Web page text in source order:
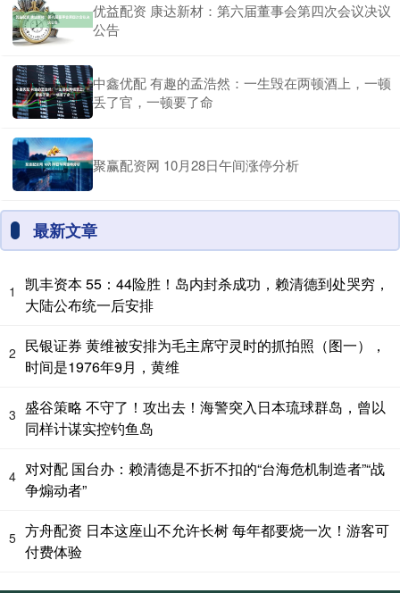
优益配资 康达新材：第六届董事会第四次会议决议
公告
中鑫优配 有趣的孟浩然：一生毁在两顿酒上，一顿
丢了官，一顿要了命
聚赢配资网 10月28日午间涨停分析
最新文章
1
凯丰资本 55：44险胜！岛内封杀成功，赖清德到处哭穷，
大陆公布统一后安排
2 民银证券 黄维被安排为毛主席守灵时的抓拍照（图一），
时间是1976年9月，黄维
3 盛谷策略 不守了！攻出去！海警突入日本琉球群岛，曾以
同样计谋实控钓鱼岛
4 对对配 国台办：赖清德是不折不扣的“台海危机制造者”“战
争煽动者”
5 方舟配资 日本这座山不允许长树 每年都要烧一次！游客可
付费体验